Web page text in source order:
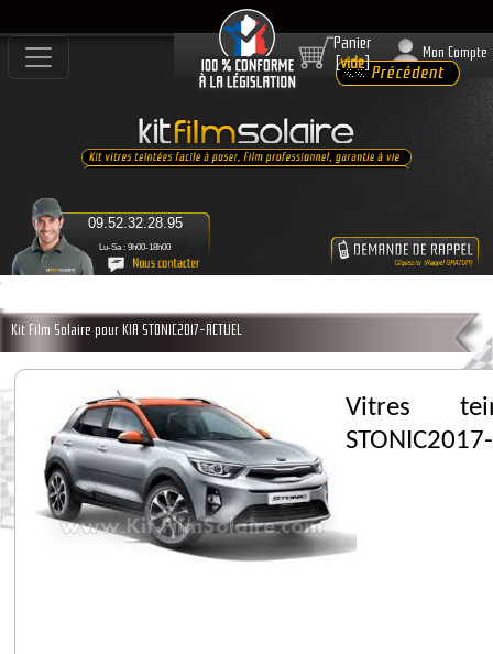
Lu-Sa : 9h00-18h00
09.52.32.28.95
Panier
[vide]
Mon Compte
Kit Film Solaire pour KIA STONIC2017-ACTUEL
Vitres